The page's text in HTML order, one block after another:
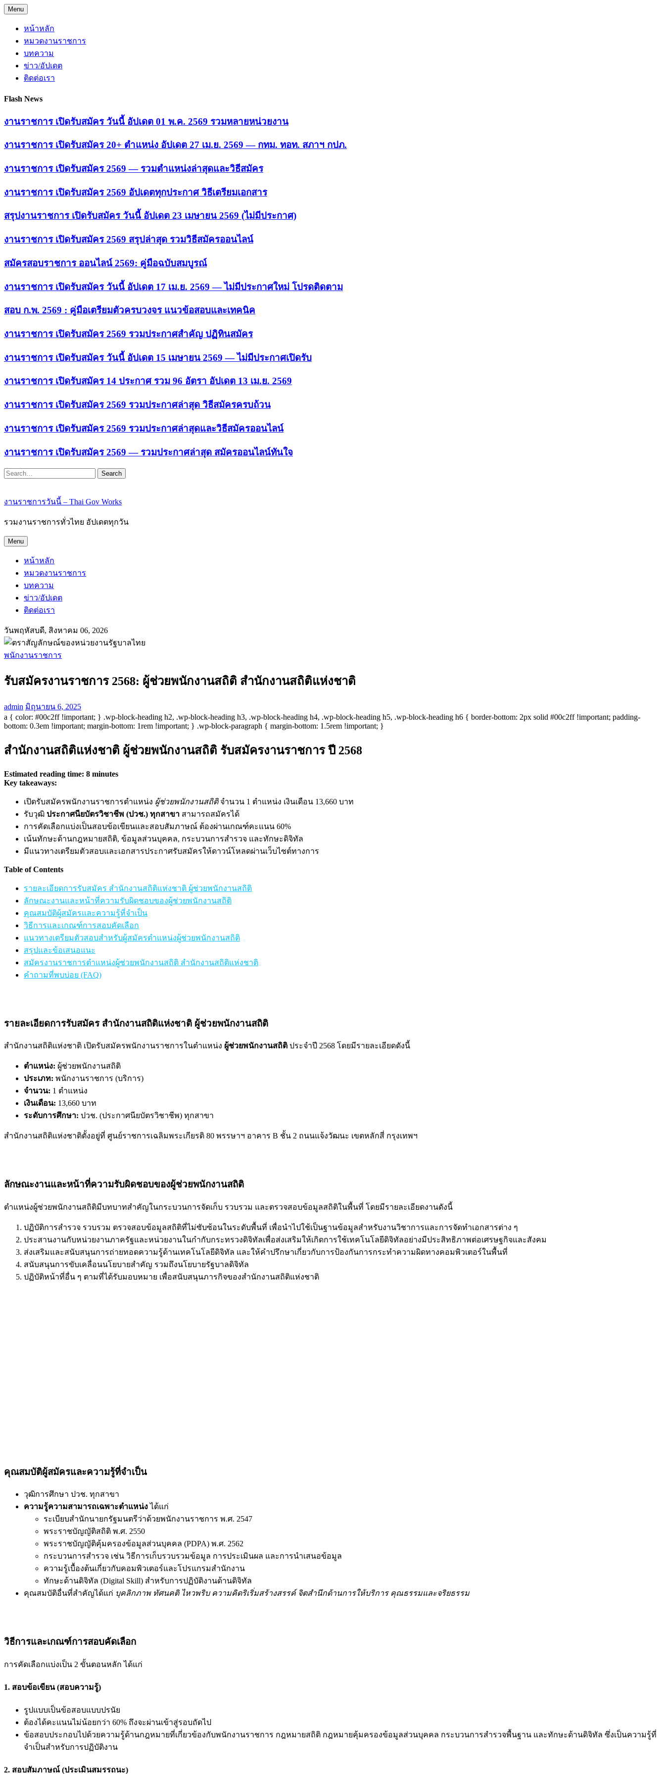
Skip
to
content
Menu
หน้าหลัก
หมวดงานราชการ
บทความ
ข่าว/อัปเดต
ติดต่อเรา
Flash News
งานราชการ เปิดรับสมัคร วันนี้ อัปเดต 01 พ.ค. 2569 รวมหลายหน่วยงาน
งานราชการ เปิดรับสมัคร 20+ ตำแหน่ง อัปเดต 27 เม.ย. 2569 — กทม. ทอท. สภาฯ กปภ.
งานราชการ เปิดรับสมัคร 2569 — รวมตำแหน่งล่าสุดและวิธีสมัคร
งานราชการ เปิดรับสมัคร 2569 อัปเดตทุกประกาศ วิธีเตรียมเอกสาร
สรุปงานราชการ เปิดรับสมัคร วันนี้ อัปเดต 23 เมษายน 2569 (ไม่มีประกาศ)
งานราชการ เปิดรับสมัคร 2569 สรุปล่าสุด รวมวิธีสมัครออนไลน์
สมัครสอบราชการ ออนไลน์ 2569: คู่มือฉบับสมบูรณ์
งานราชการ เปิดรับสมัคร วันนี้ อัปเดต 17 เม.ย. 2569 — ไม่มีประกาศใหม่ โปรดติดตาม
สอบ ก.พ. 2569 : คู่มือเตรียมตัวครบวงจร แนวข้อสอบและเทคนิค
งานราชการ เปิดรับสมัคร 2569 รวมประกาศสำคัญ ปฏิทินสมัคร
งานราชการ เปิดรับสมัคร วันนี้ อัปเดต 15 เมษายน 2569 — ไม่มีประกาศเปิดรับ
งานราชการ เปิดรับสมัคร 14 ประกาศ รวม 96 อัตรา อัปเดต 13 เม.ย. 2569
งานราชการ เปิดรับสมัคร 2569 รวมประกาศล่าสุด วิธีสมัครครบถ้วน
งานราชการ เปิดรับสมัคร 2569 รวมประกาศล่าสุดและวิธีสมัครออนไลน์
งานราชการ เปิดรับสมัคร 2569 — รวมประกาศล่าสุด สมัครออนไลน์ทันใจ
Search
งานราชการวันนี้ – Thai Gov Works
รวมงานราชการทั่วไทย อัปเดตทุกวัน
Menu
หน้าหลัก
หมวดงานราชการ
บทความ
ข่าว/อัปเดต
ติดต่อเรา
วันพฤหัสบดี, สิงหาคม 06, 2026
พนักงานราชการ
รับสมัครงานราชการ 2568: ผู้ช่วยพนักงานสถิติ สำนักงานสถิติแห่งชาติ
admin มิถุนายน 6, 2025
a { color: #00c2ff !important; } .wp-block-heading h2, .wp-block-heading h3, .wp-block-heading h4, .wp-block-heading h5, .wp-block-heading h6 { border-bottom: 2px solid #00c2ff !important; padding-
bottom: 0.3em !important; margin-bottom: 1rem !important; } .wp-block-paragraph { margin-bottom: 1.5rem !important; }
สำนักงานสถิติแห่งชาติ ผู้ช่วยพนักงานสถิติ รับสมัครงานราชการ ปี 2568
Estimated reading time: 8 minutes
Key takeaways:
เปิดรับสมัครพนักงานราชการตำแหน่ง ผู้ช่วยพนักงานสถิติจำนวน 1 ตำแหน่ง เงินเดือน 13,660 บาท
รับวุฒิ ประกาศนียบัตรวิชาชีพ (ปวช.) ทุกสาขา สามารถสมัครได้
การคัดเลือกแบ่งเป็นสอบข้อเขียนและสอบสัมภาษณ์ ต้องผ่านเกณฑ์คะแนน 60%
เน้นทักษะด้านกฎหมายสถิติ, ข้อมูลส่วนบุคคล, กระบวนการสำรวจ และทักษะดิจิทัล
มีแนวทางเตรียมตัวสอบและเอกสารประกาศรับสมัครให้ดาวน์โหลดผ่านเว็บไซต์ทางการ
Table of Contents
รายละเอียดการรับสมัคร สำนักงานสถิติแห่งชาติ ผู้ช่วยพนักงานสถิติ
ลักษณะงานและหน้าที่ความรับผิดชอบของผู้ช่วยพนักงานสถิติ
คุณสมบัติผู้สมัครและความรู้ที่จำเป็น
วิธีการและเกณฑ์การสอบคัดเลือก
แนวทางเตรียมตัวสอบสำหรับผู้สมัครตำแหน่งผู้ช่วยพนักงานสถิติ
สรุปและข้อเสนอแนะ
สมัครงานราชการตำแหน่งผู้ช่วยพนักงานสถิติ สำนักงานสถิติแห่งชาติ
คำถามที่พบบ่อย (FAQ)
รายละเอียดการรับสมัคร สำนักงานสถิติแห่งชาติ ผู้ช่วยพนักงานสถิติ
สำนักงานสถิติแห่งชาติ เปิดรับสมัครพนักงานราชการในตำแหน่ง ผู้ช่วยพนักงานสถิติ ประจำปี 2568 โดยมีรายละเอียดดังนี้
ตำแหน่ง: ผู้ช่วยพนักงานสถิติ
ประเภท: พนักงานราชการ (บริการ)
จำนวน: 1 ตำแหน่ง
เงินเดือน: 13,660 บาท
ระดับการศึกษา: ปวช. (ประกาศนียบัตรวิชาชีพ) ทุกสาขา
สำนักงานสถิติแห่งชาติตั้งอยู่ที่ ศูนย์ราชการเฉลิมพระเกียรติ 80 พรรษาฯ อาคาร B ชั้น 2 ถนนแจ้งวัฒนะ เขตหลักสี่ กรุงเทพฯ
ลักษณะงานและหน้าที่ความรับผิดชอบของผู้ช่วยพนักงานสถิติ
ตำแหน่งผู้ช่วยพนักงานสถิติมีบทบาทสำคัญในกระบวนการจัดเก็บ รวบรวม และตรวจสอบข้อมูลสถิติในพื้นที่ โดยมีรายละเอียดงานดังนี้
ปฏิบัติการสำรวจ รวบรวม ตรวจสอบข้อมูลสถิติที่ไม่ซับซ้อนในระดับพื้นที่ เพื่อนำไปใช้เป็นฐานข้อมูลสำหรับงานวิชาการและการจัดทำเอกสารต่าง ๆ
ประสานงานกับหน่วยงานภาครัฐและหน่วยงานในกำกับกระทรวงดิจิทัลเพื่อส่งเสริมให้เกิดการใช้เทคโนโลยีดิจิทัลอย่างมีประสิทธิภาพต่อเศรษฐกิจและสังคม
ส่งเสริมและสนับสนุนการถ่ายทอดความรู้ด้านเทคโนโลยีดิจิทัล และให้คำปรึกษาเกี่ยวกับการป้องกันการกระทำความผิดทางคอมพิวเตอร์ในพื้นที่
สนับสนุนการขับเคลื่อนนโยบายสำคัญ รวมถึงนโยบายรัฐบาลดิจิทัล
ปฏิบัติหน้าที่อื่น ๆ ตามที่ได้รับมอบหมาย เพื่อสนับสนุนภารกิจของสำนักงานสถิติแห่งชาติ
คุณสมบัติผู้สมัครและความรู้ที่จำเป็น
วุฒิการศึกษา ปวช. ทุกสาขา
ความรู้ความสามารถเฉพาะตำแหน่งได้แก่
ระเบียบสำนักนายกรัฐมนตรีว่าด้วยพนักงานราชการ พ.ศ. 2547
พระราชบัญญัติสถิติ พ.ศ. 2550
พระราชบัญญัติคุ้มครองข้อมูลส่วนบุคคล (PDPA) พ.ศ. 2562
กระบวนการสำรวจ เช่น วิธีการเก็บรวบรวมข้อมูล การประเมินผล และการนำเสนอข้อมูล
ความรู้เบื้องต้นเกี่ยวกับคอมพิวเตอร์และโปรแกรมสำนักงาน
ทักษะด้านดิจิทัล (Digital Skill) สำหรับการปฏิบัติงานด้านดิจิทัล
คุณสมบัติอื่นที่สำคัญได้แก่ บุคลิกภาพ ทัศนคติ ไหวพริบ ความคิดริเริ่มสร้างสรรค์ จิตสำนึกด้านการให้บริการ คุณธรรมและจริยธรรม
วิธีการและเกณฑ์การสอบคัดเลือก
การคัดเลือกแบ่งเป็น 2 ขั้นตอนหลัก ได้แก่
1. สอบข้อเขียน (สอบความรู้)
รูปแบบเป็นข้อสอบแบบปรนัย
ต้องได้คะแนนไม่น้อยกว่า 60% ถึงจะผ่านเข้าสู่รอบถัดไป
ข้อสอบประกอบไปด้วยความรู้ด้านกฎหมายที่เกี่ยวข้องกับพนักงานราชการ กฎหมายสถิติ กฎหมายคุ้มครองข้อมูลส่วนบุคคล กระบวนการสำรวจพื้นฐาน และทักษะด้านดิจิทัล ซึ่งเป็นความรู้ที่
จำเป็นสำหรับการปฏิบัติงาน
2. สอบสัมภาษณ์ (ประเมินสมรรถนะ)